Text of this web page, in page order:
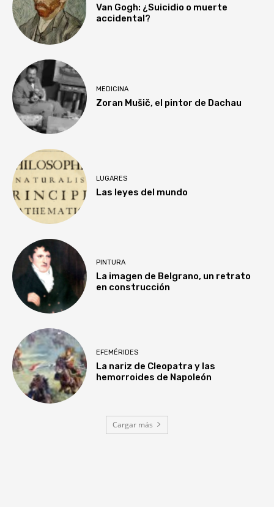
Van Gogh: ¿Suicidio o muerte
accidental?
MEDICINA
Zoran Mušič, el pintor de Dachau
LUGARES
Las leyes del mundo
PINTURA
La imagen de Belgrano, un retrato
en construcción
EFEMÉRIDES
La nariz de Cleopatra y las
hemorroides de Napoleón
Cargar más